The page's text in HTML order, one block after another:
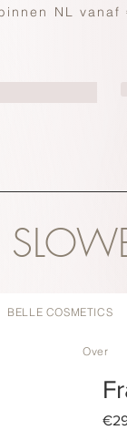
NL vanaf
BELLE COSMETICS
Over